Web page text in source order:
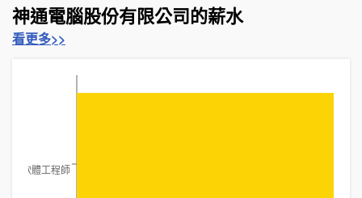
神通電腦股份有限公司的薪水
看更多>>
軟體工程師